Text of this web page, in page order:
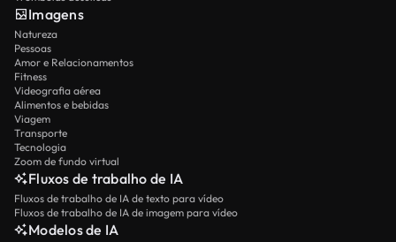
Imagens
Natureza
Pessoas
Amor e Relacionamentos
Fitness
Videografia aérea
Alimentos e bebidas
Viagem
Transporte
Tecnologia
Zoom de fundo virtual
Fluxos de trabalho de IA
Fluxos de trabalho de IA de texto para vídeo
Fluxos de trabalho de IA de imagem para vídeo
Modelos de IA